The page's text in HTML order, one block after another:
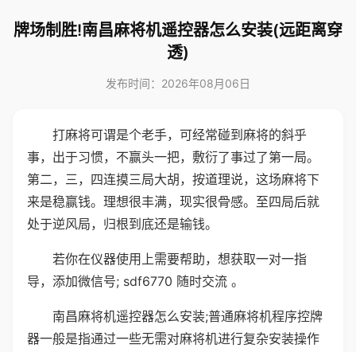
牌场制胜!南昌麻将机遥控器怎么安装(远距离穿
透)
发布时间：2026年08月06日
打麻将可谓是个老手，可经常碰到麻将的斜乎
事，出于习惯，不赢头一把，敷衍了事过了第一局。
第二，三，四连摸三局大胡，按道理说，这场麻将下
来是稳赢钱。理想很丰满，现实很骨感。至四局后就
处于逆风局，归根到底还是输钱。
若你在仪器使用上需要帮助，想获取一对一指
导，添加微信号; sdf6770 随时交流 。
南昌麻将机遥控器怎么安装;普通麻将机程序控牌
器一般是指通过一些无需对麻将机进行复杂安装操作